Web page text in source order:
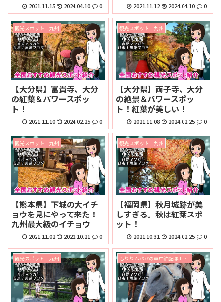
2021.11.15 2024.04.10 0 2021.11.12 2024.04.10 0
観光スポット 九州
【大分県】富貴寺、大分
の紅葉＆パワースポッ
ト！
2021.11.10 2024.02.25 0
観光スポット 九州
【大分県】両子寺、大分
の絶景＆パワースポッ
ト！紅葉が美しい！
2021.11.08 2024.02.25 0
観光スポット 九州
【熊本県】下城の大イチ
ョウを見にやって来た！
九州最大級のイチョウ
2021.11.02 2022.10.21 0
観光スポット 九州
【福岡県】秋月城跡が美
しすぎる。秋は紅葉スポ
ット！
2021.10.31 2024.02.25 0
観光スポット 九州 もりりんパパの車中泊記事TOPページ